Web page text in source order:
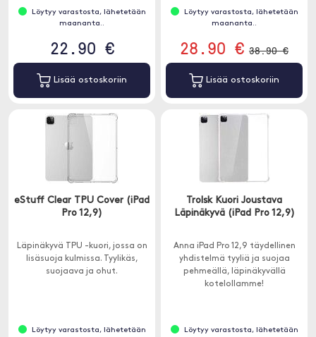
Löytyy varastosta, lähetetään
maananta..
22.90 €
Lisää ostoskoriin
Löytyy varastosta, lähetetään
maananta..
28.90 € 38.90 €
Lisää ostoskoriin
eStuff Clear TPU Cover (iPad
Pro 12,9)
Läpinäkyvä TPU -kuori, jossa on
lisäsuoja kulmissa. Tyylikäs,
suojaava ja ohut.
Löytyy varastosta, lähetetään
Trolsk Kuori Joustava
Läpinäkyvä (iPad Pro 12,9)
Anna iPad Pro 12,9 täydellinen
yhdistelmä tyyliä ja suojaa
pehmeällä, läpinäkyvällä
kotelollamme!
Löytyy varastosta, lähetetään